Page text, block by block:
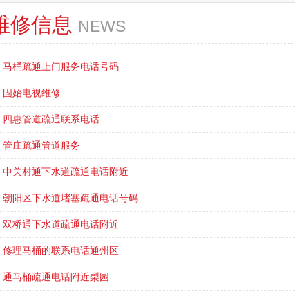
修信息 NEWS
马桶疏通上门服务电话号码
固始电视维修
四惠管道疏通联系电话
管庄疏通管道服务
中关村通下水道疏通电话附近
朝阳区下水道堵塞疏通电话号码
双桥通下水道疏通电话附近
修理马桶的联系电话通州区
通马桶疏通电话附近梨园